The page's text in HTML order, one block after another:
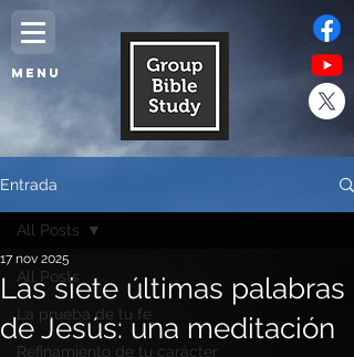
MENU
Entrada
All Posts
La prueba de tu fe
Refinamiento de tu carácter
All Posts
Las siete últimas palabras
de Jesús: una meditación
17 nov 2025